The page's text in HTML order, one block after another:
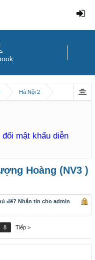
Hà Nội 2
mật khẩu diễn
Hoàng (NV3 )
đề? Nhắn tin cho admin
8 Tiếp >